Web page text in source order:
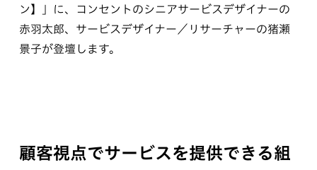
ン】」に、コンセントのシニアサービスデザイナーの
赤羽太郎、サービスデザイナー／リサーチャーの猪瀬
景子が登壇します。
顧客視点でサービスを提供できる組